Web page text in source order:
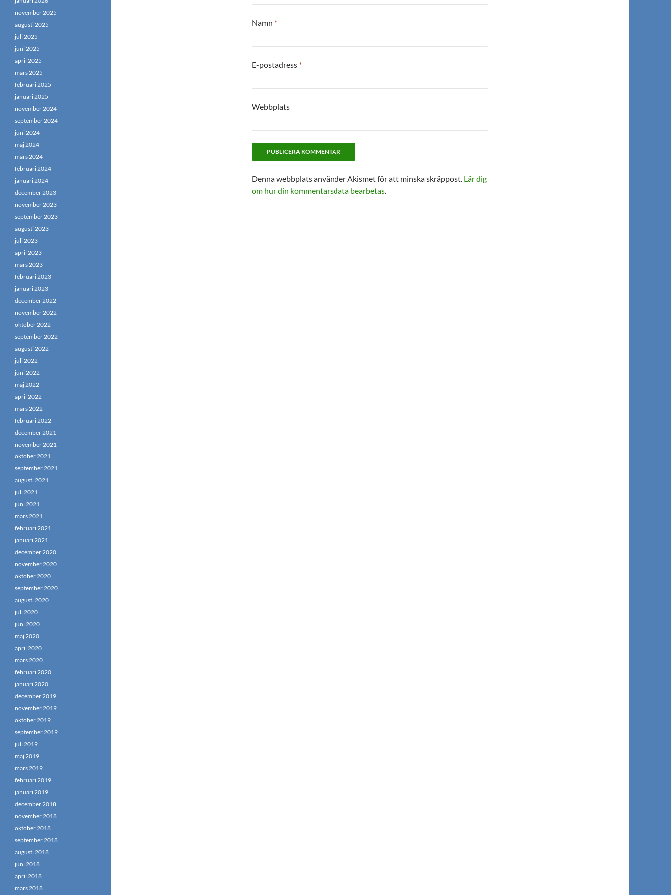
Namn *
E-postadress *
Webbplats
Denna webbplats använder Akismet för att minska skräppost. Lär dig
om hur din kommentarsdata bearbetas.
november 2025
augusti 2025
juli 2025
juni 2025
april 2025
mars 2025
februari 2025
januari 2025
november 2024
september 2024
juni 2024
maj 2024
mars 2024
februari 2024
januari 2024
december 2023
november 2023
september 2023
augusti 2023
juli 2023
april 2023
mars 2023
februari 2023
januari 2023
december 2022
november 2022
oktober 2022
september 2022
augusti 2022
juli 2022
juni 2022
maj 2022
april 2022
mars 2022
februari 2022
december 2021
november 2021
oktober 2021
september 2021
augusti 2021
juli 2021
juni 2021
mars 2021
februari 2021
januari 2021
december 2020
november 2020
oktober 2020
september 2020
augusti 2020
juli 2020
juni 2020
maj 2020
april 2020
mars 2020
februari 2020
januari 2020
december 2019
november 2019
oktober 2019
september 2019
juli 2019
maj 2019
mars 2019
februari 2019
januari 2019
december 2018
november 2018
oktober 2018
september 2018
augusti 2018
juni 2018
april 2018
mars 2018